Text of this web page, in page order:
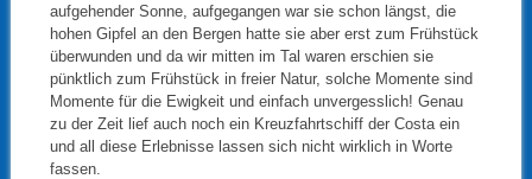
aufgehender Sonne, aufgegangen war sie schon längst, die
hohen Gipfel an den Bergen hatte sie aber erst zum Frühstück
überwunden und da wir mitten im Tal waren erschien sie
pünktlich zum Frühstück in freier Natur, solche Momente sind
Momente für die Ewigkeit und einfach unvergesslich! Genau
zu der Zeit lief auch noch ein Kreuzfahrtschiff der Costa ein
und all diese Erlebnisse lassen sich nicht wirklich in Worte
fassen.